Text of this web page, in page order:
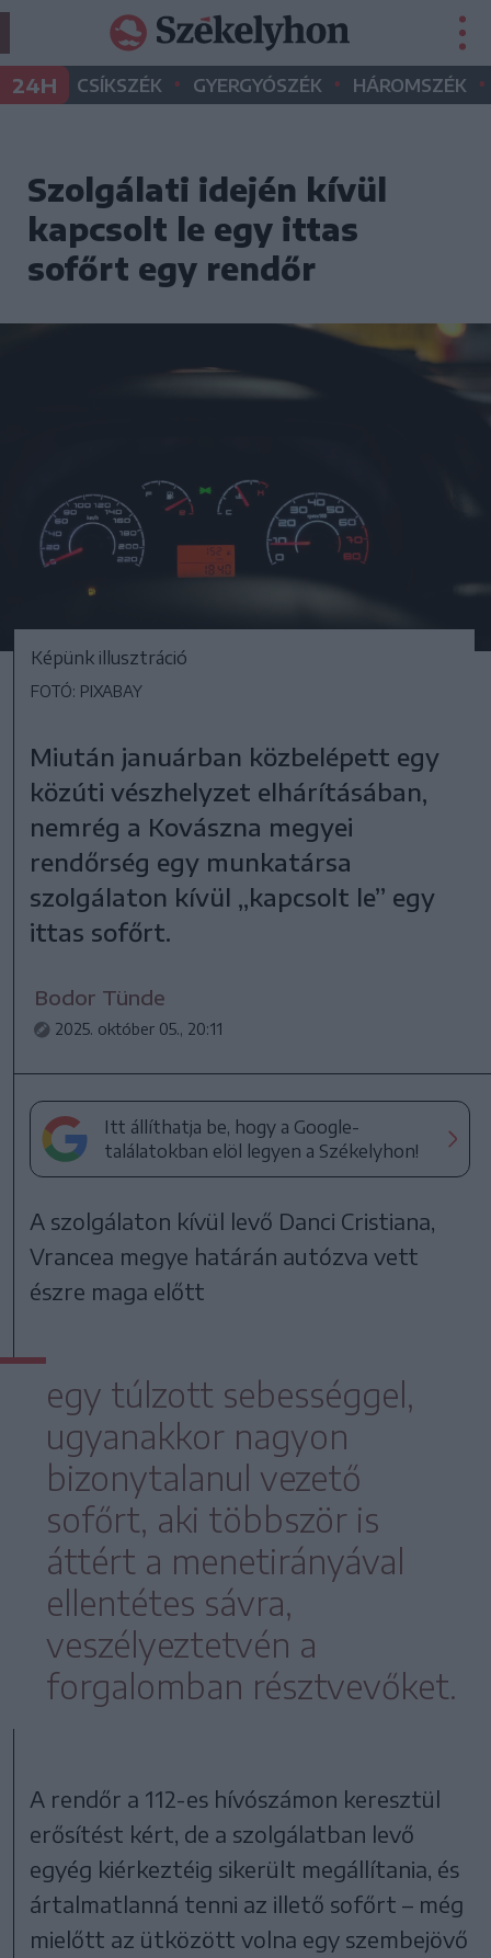
24H CSÍKSZÉK • GYERGYÓSZÉK • HÁROMSZÉK •
Szolgálati idején kívül
kapcsolt le egy ittas
sofőrt egy rendőr
Képünk illusztráció
FOTÓ: PIXABAY
Miután januárban közbelépett egy
közúti vészhelyzet elhárításában,
nemrég a Kovászna megyei
rendőrség egy munkatársa
szolgálaton kívül „kapcsolt le” egy
ittas sofőrt.
Bodor Tünde
2025. október 05., 20:11
Itt állíthatja be, hogy a Google-
találatokban elöl legyen a Székelyhon!
A szolgálaton kívül levő Danci Cristiana,
Vrancea megye határán autózva vett
észre maga előtt
egy túlzott sebességgel,
ugyanakkor nagyon
bizonytalanul vezető
sofőrt, aki többször is
áttért a menetirányával
ellentétes sávra,
veszélyeztetvén a
forgalomban résztvevőket.
A rendőr a 112-es hívószámon keresztül
erősítést kért, de a szolgálatban levő
egyég kiérkeztéig sikerült megállítania, és
ártalmatlanná tenni az illető sofőrt – még
mielőtt az ütközött volna egy szembejövő